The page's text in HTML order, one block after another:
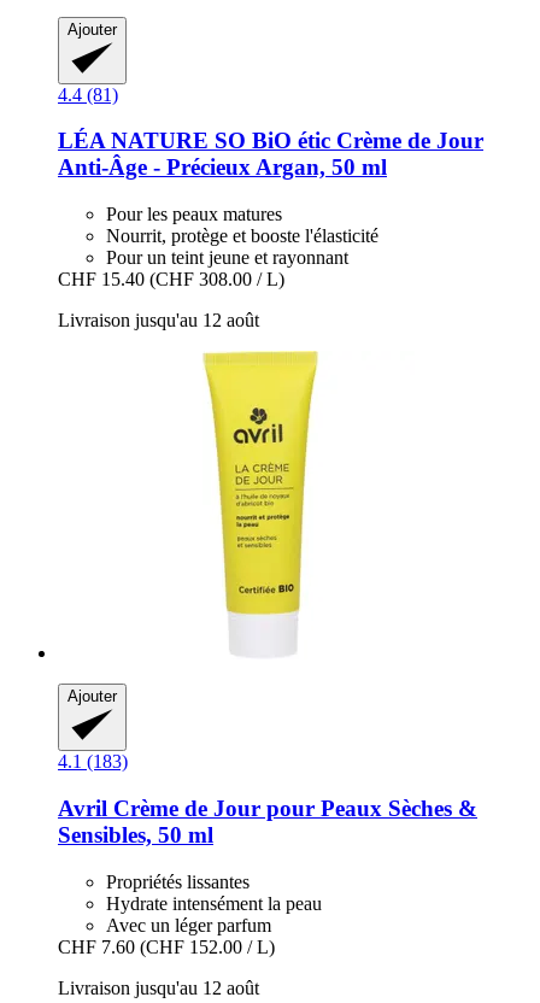
Ajouter
4.4 (81)
LÉA NATURE SO BiO étic Crème de Jour
Anti-​Âge -​ Précieux Argan, 50 ml
Pour les peaux matures
Nourrit, protège et booste l'élasticité
Pour un teint jeune et rayonnant
CHF 15.40 (CHF 308.00 / L)
Livraison jusqu'au 12 août
Ajouter
4.1 (183)
Avril Crème de Jour pour Peaux Sèches &
Sensibles, 50 ml
Propriétés lissantes
Hydrate intensément la peau
Avec un léger parfum
CHF 7.60 (CHF 152.00 / L)
Livraison jusqu'au 12 août